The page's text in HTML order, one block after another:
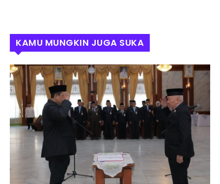
KAMU MUNGKIN JUGA SUKA